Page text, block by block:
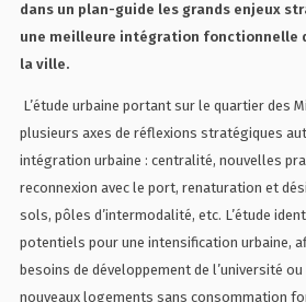
dans un plan-guide les grands enjeux
une meilleure intégration fonctionnelle
la ville.
L’étude urbaine portant sur le quartier des
plusieurs axes de réflexions stratégiques
intégration urbaine : centralité, nouvelles
reconnexion avec le port, renaturation et
sols, pôles d’intermodalité, etc. L’étude
potentiels pour une intensification urbaine,
besoins de développement de l’université
nouveaux logements sans consommation